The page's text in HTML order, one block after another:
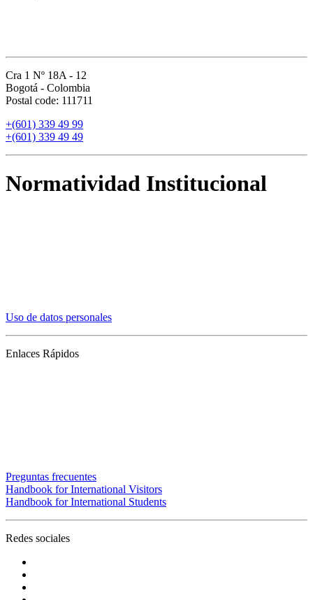
Cra 1 Nº 18A - 12
Bogotá - Colombia
Postal code: 111711
+(601) 339 49 99
+(601) 339 49 49
Normatividad Institucional
Uso de datos personales
Enlaces Rápidos
Preguntas frecuentes
Handbook for International Visitors
Handbook for International Students
Redes sociales